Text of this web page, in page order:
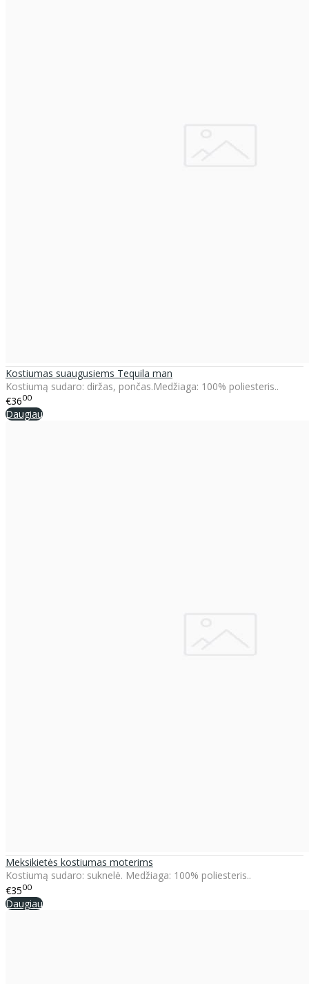
Kostiumas suaugusiems Tequila man
Kostiumą sudaro: diržas, pončas.Medžiaga: 100% poliesteris..
€3600
Daugiau
Meksikietės kostiumas moterims
Kostiumą sudaro: suknelė. Medžiaga: 100% poliesteris..
€3500
Daugiau